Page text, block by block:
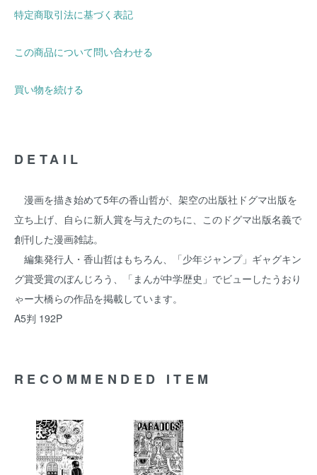
特定商取引法に基づく表記
この商品について問い合わせる
買い物を続ける
DETAIL
漫画を描き始めて5年の香山哲が、架空の出版社ドグマ出版を
立ち上げ、自らに新人賞を与えたのちに、このドグマ出版名義で
創刊した漫画雑誌。
編集発行人・香山哲はもちろん、「少年ジャンプ」ギャグキン
グ賞受賞のぼんじろう、「まんが中学歴史」でビューしたうおり
ゃー大橋らの作品を掲載しています。
A5判 192P
RECOMMENDED ITEM